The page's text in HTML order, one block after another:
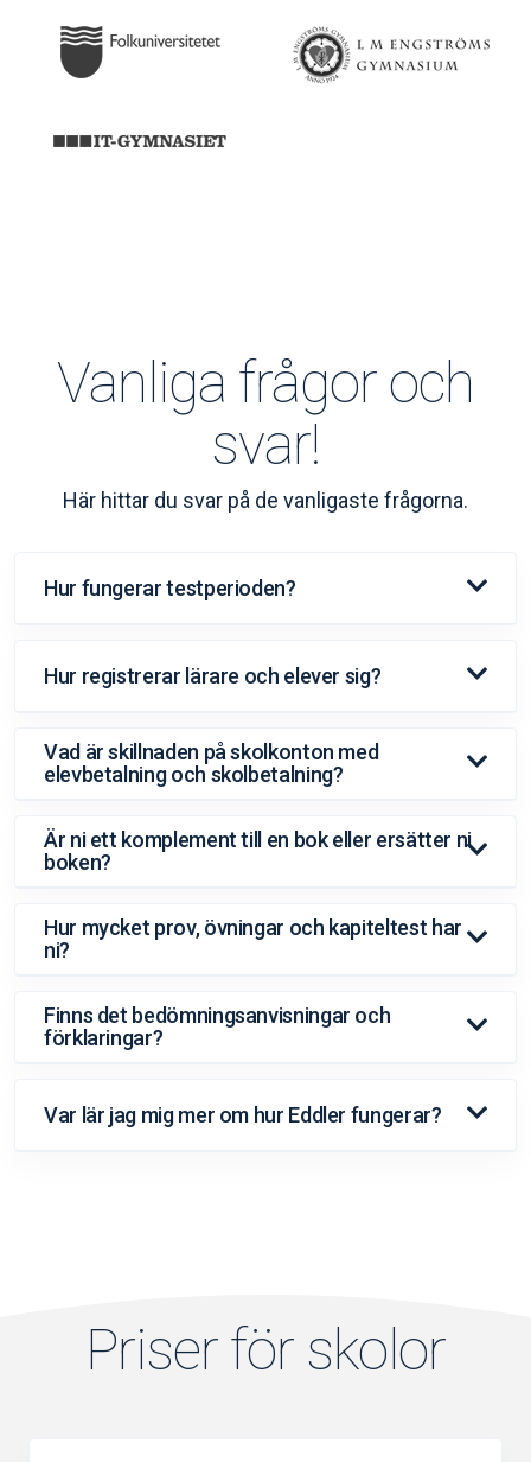
Vanliga frågor och
svar!
Här hittar du svar på de vanligaste frågorna.
Hur fungerar testperioden?
Hur registrerar lärare och elever sig?
Vad är skillnaden på skolkonton med
elevbetalning och skolbetalning?
Är ni ett komplement till en bok eller ersätter ni
boken?
Hur mycket prov, övningar och kapiteltest har
ni?
Finns det bedömningsanvisningar och
förklaringar?
Var lär jag mig mer om hur Eddler fungerar?
Priser för skolor